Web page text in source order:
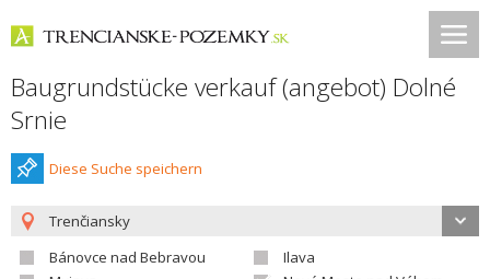
Baugrundstücke verkauf (angebot) Dolné
Srnie
Diese Suche speichern
Trenčiansky
Bánovce nad Bebravou
Ilava